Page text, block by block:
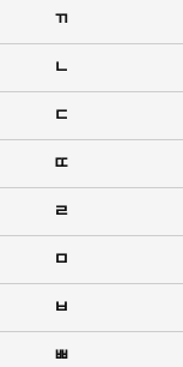
ㄲ
ㄴ
ㄷ
ㄸ
ㄹ
ㅁ
ㅂ
ㅃ